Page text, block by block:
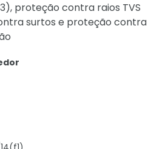
proteção contra raios TVS
surtos e proteção contra